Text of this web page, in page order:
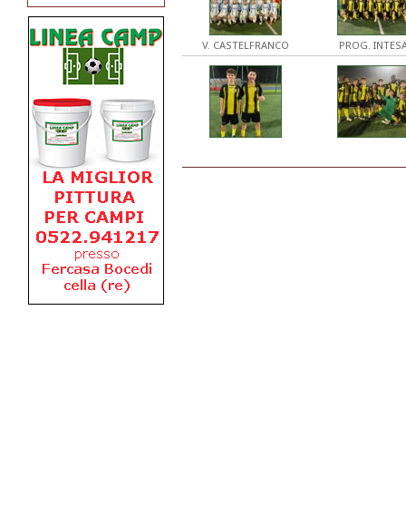
V. CASTELFRANCO PROG.